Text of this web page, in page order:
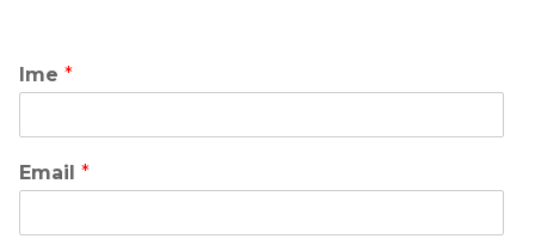
Ime *
Email *